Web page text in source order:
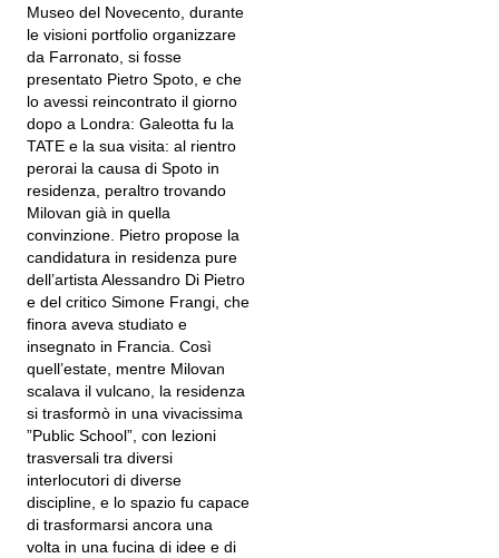
Museo del Novecento, durante
le visioni portfolio organizzare
da Farronato, si fosse
presentato Pietro Spoto, e che
lo avessi reincontrato il giorno
dopo a Londra: Galeotta fu la
TATE e la sua visita: al rientro
perorai la causa di Spoto in
residenza, peraltro trovando
Milovan già in quella
convinzione. Pietro propose la
candidatura in residenza pure
dell’artista Alessandro Di Pietro
e del critico Simone Frangi, che
finora aveva studiato e
insegnato in Francia. Così
quell’estate, mentre Milovan
scalava il vulcano, la residenza
si trasformò in una vivacissima
”Public School”, con lezioni
trasversali tra diversi
interlocutori di diverse
discipline, e lo spazio fu capace
di trasformarsi ancora una
volta in una fucina di idee e di